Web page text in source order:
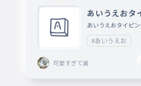
あいうえおタ
あいうえおタイピ
った！！！！ これ
！！！！！！！！
#あいうえお
可愛すぎて滅